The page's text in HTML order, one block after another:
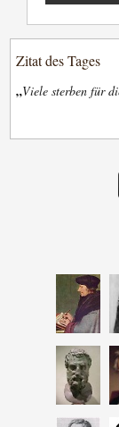
Zitat des Tages
„Viele sterben für